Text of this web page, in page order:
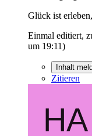
Glück ist
Einmal editiert,
um 19:11)
Inhalt
Zitieren